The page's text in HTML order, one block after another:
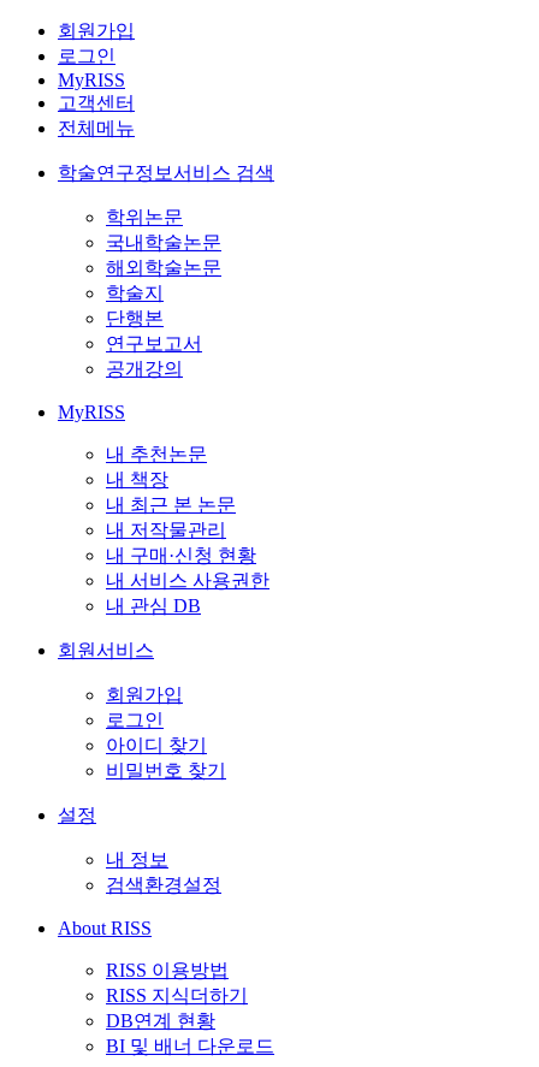
회원가입
로그인
MyRISS
고객센터
전체메뉴
학술연구정보서비스 검색
학위논문
국내학술논문
해외학술논문
학술지
단행본
연구보고서
공개강의
MyRISS
내 추천논문
내 책장
내 최근 본 논문
내 저작물관리
내 구매·신청 현황
내 서비스 사용권한
내 관심 DB
회원서비스
회원가입
로그인
아이디 찾기
비밀번호 찾기
설정
내 정보
검색환경설정
About RISS
RISS 이용방법
RISS 지식더하기
DB연계 현황
BI 및 배너 다운로드